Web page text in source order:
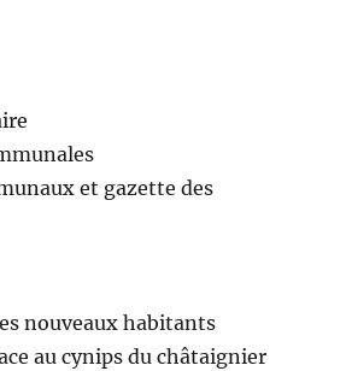
et gazette des
nouveaux habitants
au cynips du châtaignier